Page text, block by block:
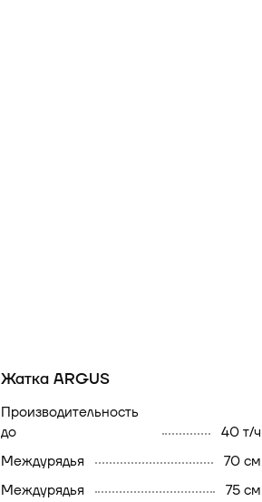
Жатка ARGUS
производительность
до
40 т/ч
междурядья
70 см
междурядья
75 см